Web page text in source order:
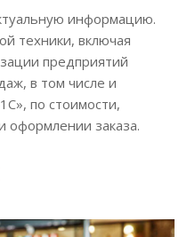
информацию.
техники, включая
предприятий
в том числе и
по стоимости,
оформлении заказа.